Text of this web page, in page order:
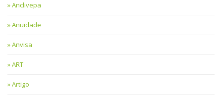
Anclivepa
Anuidade
Anvisa
ART
Artigo